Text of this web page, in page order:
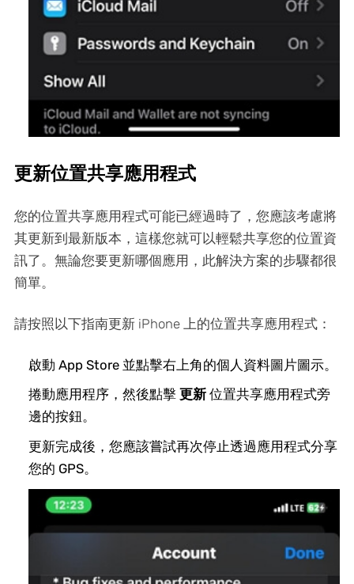
更新位置共享應用程式
您的位置共享應用程式可能已經過時了，您應該考慮將
其更新到最新版本，這樣您就可以輕鬆共享您的位置資
訊了。無論您要更新哪個應用，此解決方案的步驟都很
簡單。
請按照以下指南更新 iPhone 上的位置共享應用程式：
啟動 App Store 並點擊右上角的個人資料圖片圖示。
捲動應用程序，然後點擊 更新位置共享應用程式旁
邊的按鈕。
更新完成後，您應該嘗試再次停止透過應用程式分享
您的 GPS。